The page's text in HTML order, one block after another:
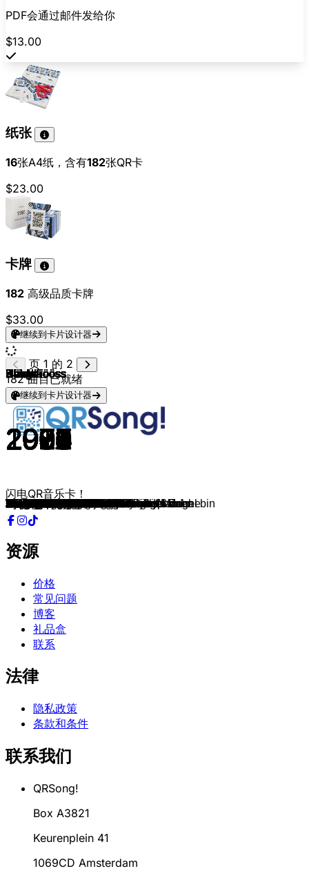
PDF会通过邮件发给你
$13.00
纸张
16张A4纸，含有182张QR卡
$23.00
卡牌
182 高级品质卡牌
$33.00
继续到卡片设计器
Bläck Fööss
1973
Mer losse d'r Dom en Kölle
Bläck Fööss
1988
Leev Linda Lou
Bläck Fööss
1971
Drink doch eine met
Bläck Fööss
1974
De Mama kritt schon widder e Kind
Bläck Fööss
1973
In unserem Veedel
Bläck Fööss
1975
Lück Wie Ich Un Du
Bläck Fööss
1988
Pänz Pänz Pänz
Bläck Fööss
1975
Die drei vun d'r Linie "2"
Bläck Fööss
1988
Wenn de Sonn schön schingk
Bläck Fööss
1975
Einmol em Johr
Bläck Fööss
1976
Et Spanien Leed
Bläck Fööss
1976
Pütze Hein
Bläck Fööss
1976
Ming eetste Fründin
Bläck Fööss
1977
Sirtaki
Bläck Fööss
1977
Lange Samstag en d'r City
Bläck Fööss
1977
Buuredanz
Bläck Fööss
1978
Kaffeebud
Bläck Fööss
1978
Ich han 'nen Deckel
Bläck Fööss
1979
Familijedach
Bläck Fööss
1980
Indianer Kriesche Nit
Bläck Fööss
1981
Schäle Schäng
Bläck Fööss
1984
Mir klääve am Lääve
Bläck Fööss
1984
Katrin
Bläck Fööss
1984
Huusmeister Kaczmarek
Bläck Fööss
1985
Bye Bye My Love
Bläck Fööss
1985
Frankreich, Frankreich
Bläck Fööss
1985
Et Kackleed
Bläck Fööss
1987
Wochenplan
Bläck Fööss
1983
Dat Wasser vun Kölle...
Bläck Fööss
1983
Polterovend
Bläck Fööss
1983
Achterbahn
Bläck Fööss
1982
Schötzefess.
Bläck Fööss
1991
Kumm loss m'r danze
Bläck Fööss
1994
Mir Kölsche
Bläck Fööss
1996
Wenn et Leech usjing em Roxy
Bläck Fööss
1998
Ein Leben Nach Dem Tod
Bläck Fööss
1998
Fastelovendstrumm
Bläck Fööss
2000
Unsere Stammbaum
Bläck Fööss
2003
Wenn mir Kölsche singe
Bläck Fööss
2003
Du
Bläck Fööss
2003
Blos mer jet & Bum Kapell
Bläck Fööss
2004
Rut un wiess
Bläck Fööss
2006
Am Bickendorfer Büdche
Bläck Fööss
2008
Jommer noh Hus
Bläck Fööss
2010
Mir han e Hätz für Kölle
Bläck Fööss
2010
Bütze de Luxe
Höhner
1978
Blotwoosch, Kölsch un e lecker Mädche
Höhner
2023
Höhnerhoff-Rock
Höhner
1979
Ich ben ne Räuber
Höhner
1984
Echte Fründe
Höhner
1990
Hinger Kölle fängk dr Dschungel an
Höhner
1980
Kamellebud
Höhner
1982
Dat Hätz vun dr Welt
Höhner
1986
Kölsche Klüngel
Höhner
1981
Winke winke
Höhner
1992
Hey Kölle! Du bes e Jeföhl
Höhner
1992
Nemm Mich Su Wie Ich Ben
Höhner
1992
Ich ben ne kleine Mann
Höhner
1990
Wann jeiht d'r Himmel widder op
Höhner
1998
Jetzt geht's los
Höhner
1998
Schön dat du do bes
Höhner
1998
Die Karawane zieht weiter...
Höhner
1998
Der liebe Gott weiß, daß ich kein Engel bin
Höhner
2000
Wo Mir Sin Is Kölle.
Höhner
2001
Dicke Mädchen haben schöne Namen
Höhner
2003
Alles was ich will
Höhner
2003
Viva Colonia
Höhner
2005
Wenn nicht jetzt, wann dann?
Höhner
1987
Pizza wundaba
Höhner
2009
Schenk mir dein Herz
Höhner
2014
Steh auf, mach laut!
Höhner
2022
Prinzessin
Räuber
1993
Schau mir in die Augen
Räuber
1993
He am Rhing
Räuber
1993
Denn wenn et Trömmelche jeht
Räuber
1993
Op dem Maat
Räuber
1994
Kölsche Junge bütze joot
Räuber
1995
Am Eigelstein es Musik
Räuber
1996
Kumm ahn de Thek
Räuber
2001
Die Rose
Räuber
2001
Titicacasee
Räuber
2002
Und sie war nicht viel älter als 18 Jahr
Räuber
2015
Dat es Heimat
Räuber
2022
Wigga Digga
Räuber
2022
Für die Iwigkeit 2022
Räuber
2023
Oben Unten
Brings
2004
Poppe, Kaate, Danze
Brings
2004
Su lang mer noch am Lääve sin
Brings
2004
Man müsste noch mal 20 sein
Brings
2007
Nur nicht aus Liebe weinen
Brings
2011
Dat is geil
Brings
2007
Halleluja
Brings
2013
Kölsche Jung
Brings
2014
Polka, Polka, Polka
Brings
2001
Superjeilezick
Kasalla
2012
Pirate
Kasalla
2012
Marie
Kasalla
2015
Stadt met K
Kasalla
2017
Mer sin Eins
Kasalla
2014
Alle Jläser huh
页 1 的 2
182曲目已就绪
继续到卡片设计器
闪电QR音乐卡！
资源
价格
常见问题
博客
礼品盒
联系
法律
隐私政策
条款和条件
联系我们
QRSong!
Box A3821
Keurenplein 41
1069CD Amsterdam